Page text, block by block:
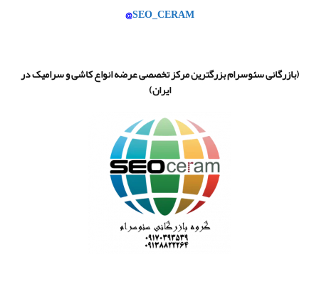
SEO_CERAM
@
(بازرگانی سئوسرام بزرگترین مرکز تخصصی عرضه انواع کاشی و سرامیک در
ایران)